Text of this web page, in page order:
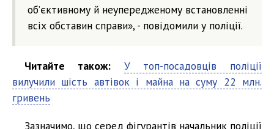
об’єктивному й неупередженому встановленні
всіх обставин справи», - повідомили у поліції.
Читайте також:
У топ-посадовців поліції
вилучили шість автівок і майна на суму 22 млн.
гривень
Зазначимо, що серед фігурантів начальник поліції